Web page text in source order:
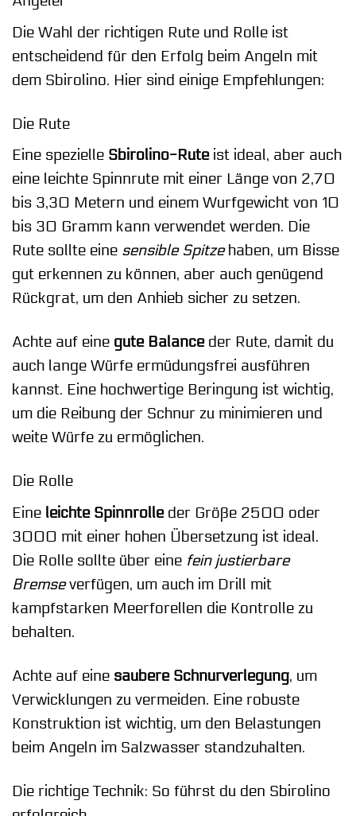
Die Wahl der richtigen Rute und Rolle ist
entscheidend für den Erfolg beim Angeln mit
dem Sbirolino. Hier sind einige Empfehlungen:
Die Rute
Eine spezielle Sbirolino-Ruteist ideal, aber auch
eine leichte Spinnrute mit einer Länge von 2,70
bis 3,30 Metern und einem Wurfgewicht von 10
bis 30 Gramm kann verwendet werden. Die
Rute sollte eine sensible Spitzehaben, um Bisse
gut erkennen zu können, aber auch genügend
Rückgrat, um den Anhieb sicher zu setzen.
Achte auf eine gute Balanceder Rute, damit du
auch lange Würfe ermüdungsfrei ausführen
kannst. Eine hochwertige Beringung ist wichtig,
um die Reibung der Schnur zu minimieren und
weite Würfe zu ermöglichen.
Die Rolle
Eine leichte Spinnrolleder Größe 2500 oder
3000 mit einer hohen Übersetzung ist ideal.
Die Rolle sollte über eine fein justierbare
Bremseverfügen, um auch im Drill mit
kampfstarken Meerforellen die Kontrolle zu
behalten.
Achte auf eine saubere Schnurverlegung, um
Verwicklungen zu vermeiden. Eine robuste
Konstruktion ist wichtig, um den Belastungen
beim Angeln im Salzwasser standzuhalten.
Die richtige Technik: So führst du den Sbirolino